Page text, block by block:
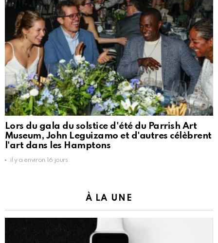
Lors du gala du solstice d'été du Parrish Art
Museum, John Leguizamo et d'autres célèbrent
l'art dans les Hamptons
il y a environ 16 jours
À LA UNE